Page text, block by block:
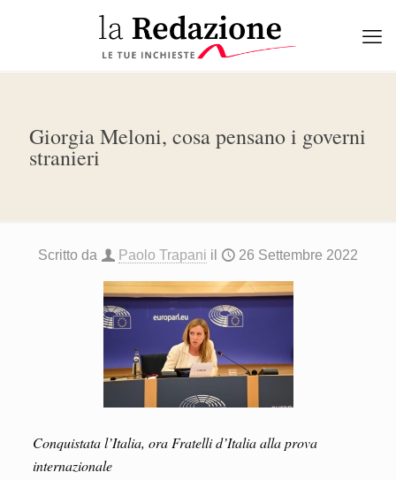
Giorgia Meloni, cosa pensano i governi
stranieri
Scritto da Paolo Trapani il 26 Settembre 2022
Conquistata l’Italia, ora Fratelli d’Italia alla prova
internazionale